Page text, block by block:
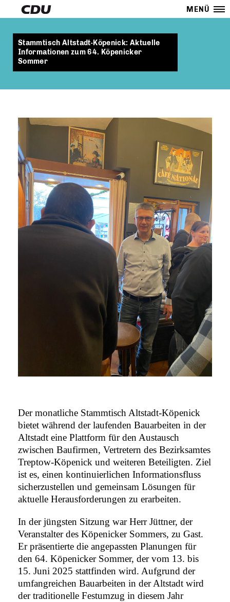
MENÜ
Stammtisch Altstadt-Köpenick: Aktuelle
Informationen zum 64. Köpenicker
Sommer
Der monatliche Stammtisch Altstadt-Köpenick
bietet während der laufenden Bauarbeiten in der
Altstadt eine Plattform für den Austausch
zwischen Baufirmen, Vertretern des Bezirksamtes
Treptow-Köpenick und weiteren Beteiligten. Ziel
ist es, einen kontinuierlichen Informationsfluss
sicherzustellen und gemeinsam Lösungen für
aktuelle Herausforderungen zu erarbeiten.​
In der jüngsten Sitzung war Herr Jüttner, der
Veranstalter des Köpenicker Sommers, zu Gast.
Er präsentierte die angepassten Planungen für
den 64. Köpenicker Sommer, der vom 13. bis
15. Juni 2025 stattfinden wird. Aufgrund der
umfangreichen Bauarbeiten in der Altstadt wird
der traditionelle Festumzug in diesem Jahr